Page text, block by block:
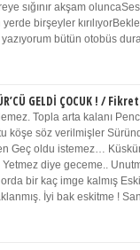
sığınır akşam
birşeyler
yazıyorum bütün otobüs
GELDİ ÇOCUK ! / Fikret
Topla arta kalanı
köşe söz verilmişler
Geç oldu istemez… Küskün
diye geceme..
orda bir kaç imge kalmış
İyi bak eskitme !